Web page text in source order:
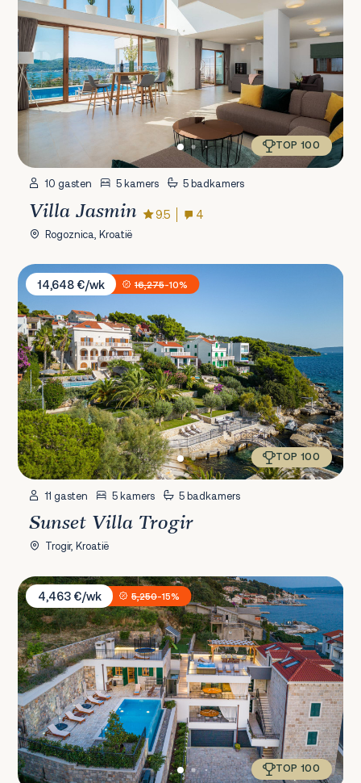
TOP 100
10 gasten 5 kamers 5 badkamers
Villa Jasmin 9.5 4
Rogoznica, Kroatië
Sunset Villa Trogir
14,648 €/wk
16,275-10%
TOP 100
11 gasten 5 kamers 5 badkamers
Sunset Villa Trogir
Trogir, Kroatië
Villa Mladenka
4,463 €/wk
5,250-15%
TOP 100